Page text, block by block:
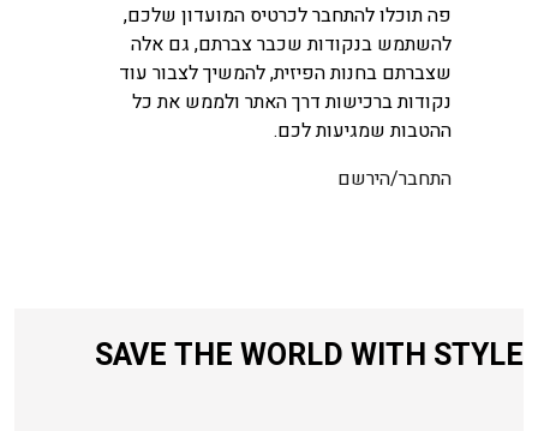
פה תוכלו להתחבר לכרטיס המועדון שלכם,
להשתמש בנקודות שכבר צברתם, גם אלה
שצברתם בחנות הפיזית, להמשיך לצבור עוד
נקודות ברכישות דרך האתר ולממש את כל
ההטבות שמגיעות לכם.
התחבר/הירשם
SAVE THE WORLD WITH STYLE